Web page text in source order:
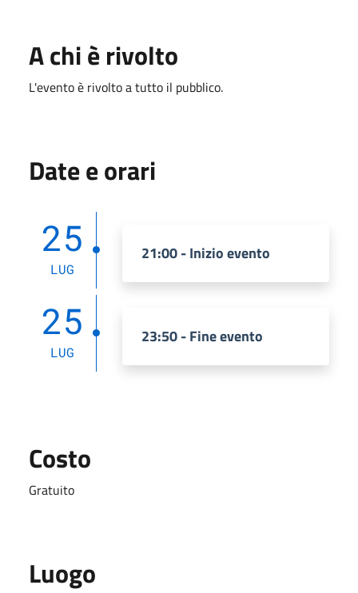
A chi è rivolto
L'evento è rivolto a tutto il pubblico.
Date e orari
25
LUG
21:00 - Inizio evento
25
LUG
23:50 - Fine evento
Costo
Gratuito
Luogo